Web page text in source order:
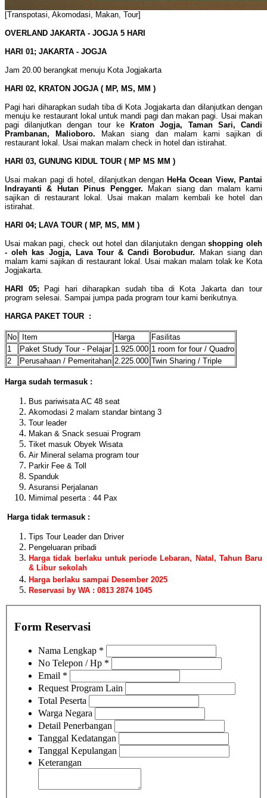
[Transpotasi, Akomodasi, Makan, Tour]
OVERLAND JAKARTA - JOGJA 5 HARI
HARI 01; JAKARTA - JOGJA
Jam 20.00 berangkat menuju Kota Jogjakarta
HARI 02, KRATON JOGJA ( MP, MS, MM )
Pagi hari diharapkan sudah tiba di Kota Jogjakarta dan dilanjutkan dengan
menuju ke restaurant lokal untuk mandi pagi dan makan pagi. Usai makan
pagi dilanjutkan dengan tour ke
Kraton Jogja, Taman Sari, Candi
Prambanan, Malioboro. Makan siang dan malam kami sajikan di
restaurant lokal. Usai makan malam check in hotel dan istirahat.
HARI 03, GUNUNG KIDUL TOUR ( MP MS MM )
Usai makan pagi di hotel, dilanjutkan dengan HeHa Ocean View, Pantai
Indrayanti & Hutan Pinus Pengger. Makan siang dan malam kami
sajikan di restaurant lokal. Usai makan malam kembali ke hotel dan
istirahat.
HARI 04; LAVA TOUR ( MP, MS, MM )
Usai makan pagi, check out hotel dan dilanjutakn denganshopping oleh
- oleh kas Jogja, Lava Tour & Candi Borobudur. Makan siang dan
malam kami sajikan di restaurant lokal. Usai makan malam tolak ke Kota
Jogjakarta.
HARI 05;Pagi hari diharapkan sudah tiba di Kota Jakarta dan tour
program selesai. Sampai jumpa pada program tour kami berikutnya.
HARGA PAKET TOUR :
No Item Harga
Fasilitas
1
Paket Study Tour - Pelajar 1.925.000 1 room for four / Quadro
2
Perusahaan / Pemeritahan 2.225.000 Twin Sharing / Triple
Harga sudah termasuk :
Bus pariwisata AC 48 seat
Akomodasi 2 malam standar bintang 3
Tour leader
Makan & Snack sesuai Program
Tiket masuk Obyek Wisata
Air Mineral selama program tour
Parkir Fee & Toll
Spanduk
Asuransi Perjalanan
Mimimal peserta : 44 Pax
Harga tidak termasuk :
Tips Tour Leader dan Driver
Pengeluaran pribadi
Harga tidak berlaku untuk periode Lebaran, Natal, Tahun Baru
& Libur sekolah
Harga berlaku sampai Desember 2025
Reservasi by WA : 0813 2874 1045
Form Reservasi
Nama Lengkap *
No Telepon / Hp *
Email *
Request Program Lain
Total Peserta
Warga Negara
Detail Penerbangan
Tanggal Kedatangan
Tanggal Kepulangan
Keterangan